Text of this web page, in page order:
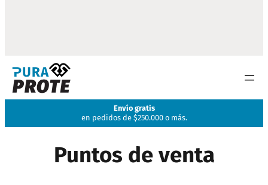
Envío gratis
en pedidos de $250.000 o más.
Puntos de venta